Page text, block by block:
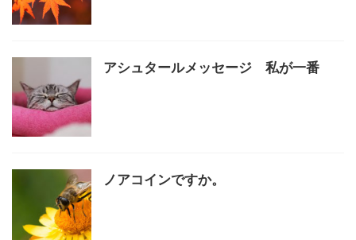
アシュタールメッセージ 私が一番
ノアコインですか。